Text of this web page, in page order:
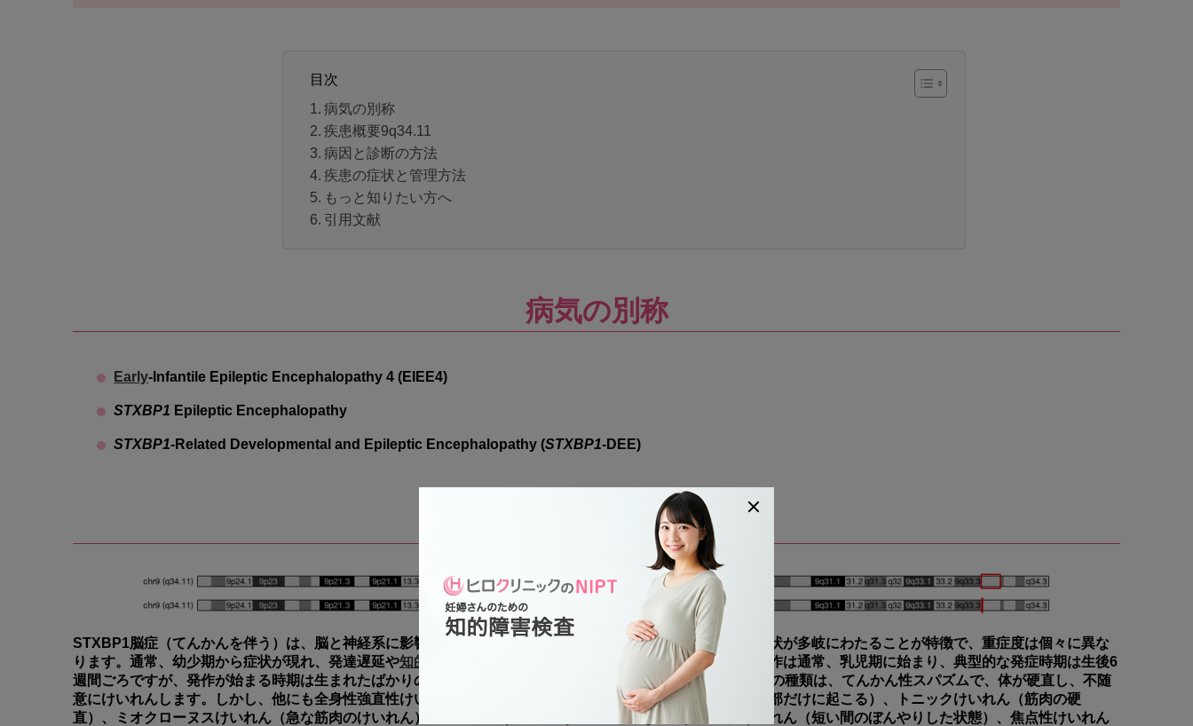
目次
病気の別称
疾患概要9q34.11
病因と診断の方法
疾患の症状と管理方法
もっと知りたい方へ
引用文献
病気の別称
Early-Infantile Epileptic Encephalopathy 4 (EIEE4)
STXBP1 Epileptic Encephalopathy
STXBP1-Related Developmental and Epileptic Encephalopathy (STXBP1-DEE)
疾患概要9q34.11
STXBP1脳症（てんかんを伴う）は、脳と神経系に影響を与える稀で重篤な遺伝性疾患です。この疾患は、症状が多岐にわたることが特徴で、重症度は個々に異な
ります。通常、幼少期から症状が現れ、発達遅延や知的障害
、てんかん（頻繁な発作）を引き起こします。発作は通常、乳児期に始まり、典型的な発症時期は生後6
週間ごろですが、発作が始まる時期は生まれたばかりの赤ちゃんから13歳まで幅広いです。最も一般的な発作の種類は、てんかん性スパズムで、体が硬直し、不随
意にけいれんします。しかし、他にも全身性強直性けいれん（体全体のけいれん）、部分的けいれん（体の一部だけに起こる）、トニックけいれん（筋肉の硬
直）、ミオクローヌスけいれん（急な筋肉のけいれん）、アトニアけいれん（筋肉の急激な弛緩）、欠神けいれん（短い間のぼんやりした状態）、焦点性けいれん